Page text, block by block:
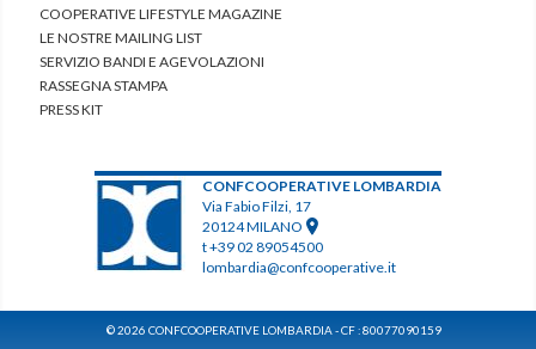
COOPERATIVE LIFESTYLE MAGAZINE
LE NOSTRE MAILING LIST
SERVIZIO BANDI E AGEVOLAZIONI
RASSEGNA STAMPA
PRESS KIT
CONFCOOPERATIVE LOMBARDIA
Via Fabio Filzi, 17
20124 MILANO
t +39 02 89054500
lombardia@confcooperative.it
© 2026 CONFCOOPERATIVE LOMBARDIA - CF : 80077090159